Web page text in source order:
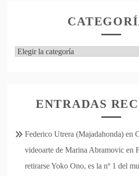
Categorías
ENTRADAS
Federico Utrera (Majadahonda) en
videoarte de Marina Abramovic en
retirarse Yoko Ono, es la nº 1 del